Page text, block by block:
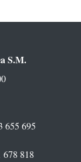
S.M.
655 695
818